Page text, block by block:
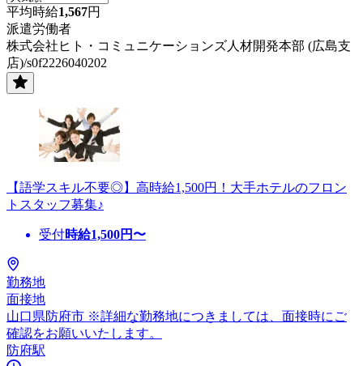
平均時給1,567円
派遣労働者
株式会社ヒト・コミュニケーションズ人材開発本部 (広島支
店)/s0f2226040202
【語学スキル不要◎】高時給1,500円！大手ホテルのフロン
トスタッフ募集♪
受付時給1,500円〜
勤務地
面接地
山口県防府市 ※詳細な勤務地につきましては、面接時にご
確認をお願いいたします。
防府駅